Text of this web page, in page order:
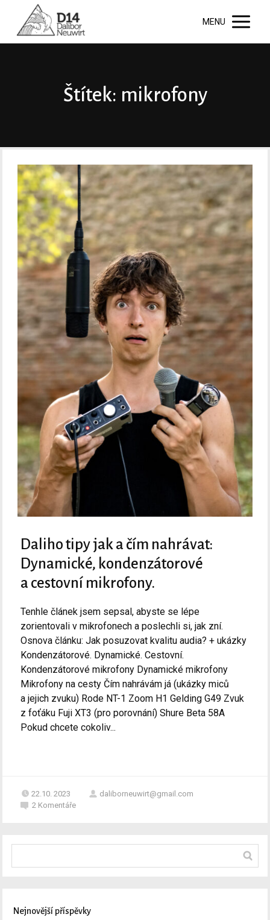
MENU
Štítek: mikrofony
Daliho tipy jak a čím nahrávat:
Dynamické, kondenzátorové
a cestovní mikrofony.
Tenhle článek jsem sepsal, abyste se lépe
zorientovali v mikrofonech a poslechli si, jak zní.
Osnova článku: Jak posuzovat kvalitu audia? + ukázky
Kondenzátorové. Dynamické. Cestovní.
Kondenzátorové mikrofony Dynamické mikrofony
Mikrofony na cesty Čím nahrávám já (ukázky miců
a jejich zvuku) Rode NT-1 Zoom H1 Gelding G49 Zvuk
z foťáku Fuji XT3 (pro porovnání) Shure Beta 58A
Pokud chcete cokoliv...
22.10. 2023
daliborneuwirt@gmail.com
2 Komentáře
Nejnovější příspěvky